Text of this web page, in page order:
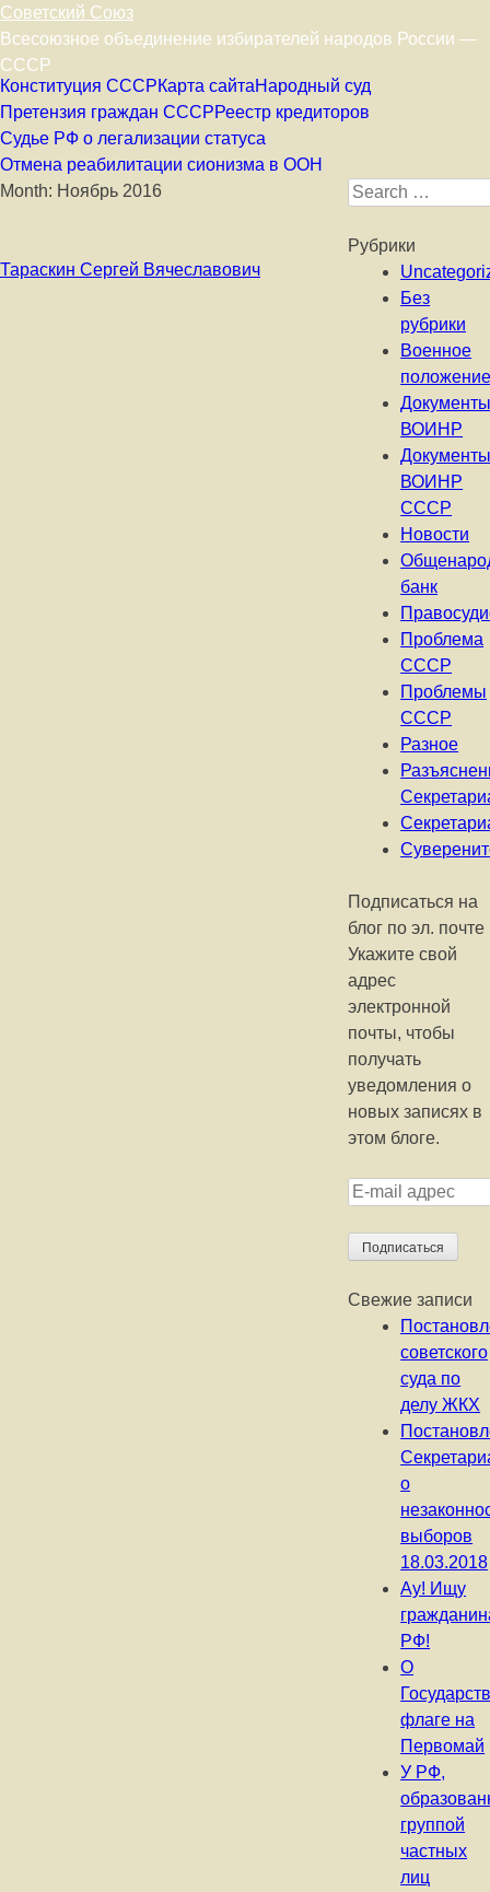
Советский Союз
Всесоюзное объединение избирателей народов России —
СССР
Skip to content
Конституция СССРКарта сайтаНародный суд
Претензия граждан СССРРеестр кредиторов
Судье РФ о легализации статуса
Отмена реабилитации сионизма в ООН
Month: Ноябрь 2016
Тараскин Сергей Вячеславович
Search for:
Рубрики
Без
рубрики
Военное
ВОИНР
ВОИНР
СССР
Новости
банк
Проблема
СССР
Проблемы
СССР
Разное
Подписаться на
блог по эл. почте
Укажите свой
адрес
электронной
почты, чтобы
получать
уведомления о
новых записях в
этом блоге.
E-mail адрес
Подписаться
Свежие записи
советского
суда по
делу ЖКХ
о
выборов
18.03.2018
Ау! Ищу
РФ!
О
флаге на
Первомай
У РФ,
группой
частных
лиц